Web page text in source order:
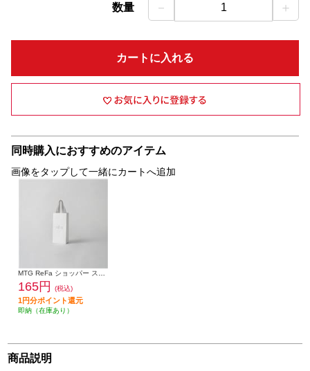
数量 － 1 ＋
カートに入れる
同時購入におすすめのアイテム
画像をタップして一緒にカートへ追加
165円 (税込)
1円分ポイント還元
即納（在庫あり）
商品説明